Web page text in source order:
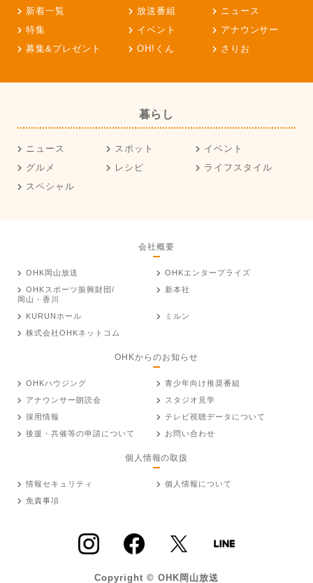
新着一覧 放送番組
ニュース
特集
イベント
アナウンサー
募集&プレゼント
OH!くん さりお
暮らし
ニュース スポット
イベント
グルメ
レシピ
ライフスタイル
スペシャル
会社概要
OHK岡山放送
OHKエンタープライズ
OHKスポーツ振興財団/
岡山・香川
新本社
KURUNホール
ミルン
株式会社OHKネットコム
OHKからのお知らせ
OHKハウジング
青少年向け推奨番組
アナウンサー朗読会
スタジオ見学
採用情報
テレビ視聴データについて
後援・共催等の申請について
お問い合わせ
個人情報の取扱
情報セキュリティ
個人情報について
免責事項
Copyright © OHK岡山放送